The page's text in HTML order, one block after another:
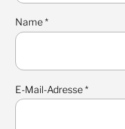
Name*
E-Mail-Adresse*